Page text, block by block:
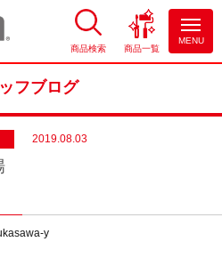
商品検索 商品一覧
MENU
フブログ
2019.08.03
フブログカテゴリー
y